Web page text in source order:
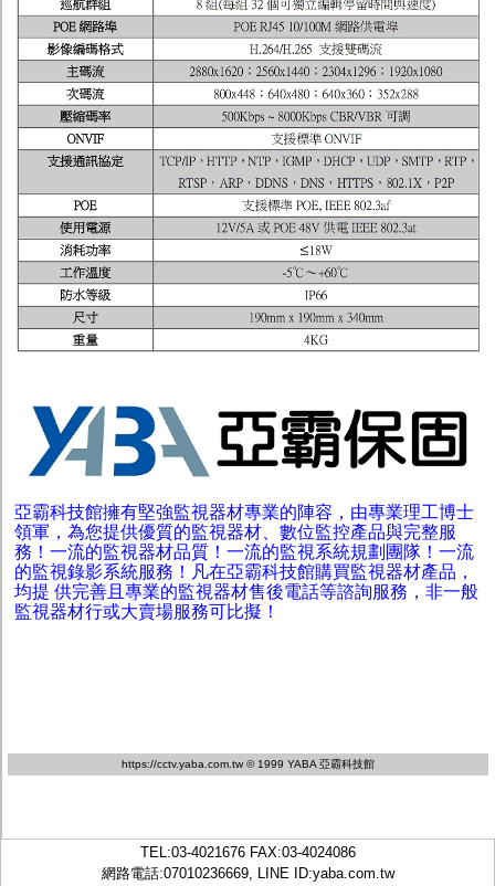
亞霸科技館擁有堅強監視器材專業的陣容，由專業理工博士
領軍，為您提供優質的監視器材、數位監控產品與完整服
務！一流的監視器材品質！一流的監視系統規劃團隊！一流
的監視錄影系統服務！凡在亞霸科技館購買監視器材產品，
均提 供完善且專業的監視器材售後電話等諮詢服務，非一般
監視器材行或大賣場服務可比擬！
https://cctv.yaba.com.tw © 1999 YABA 亞霸科技館
TEL:03-4021676FAX:03-4024086
網路電話:07010236669, LINE ID:yaba.com.tw